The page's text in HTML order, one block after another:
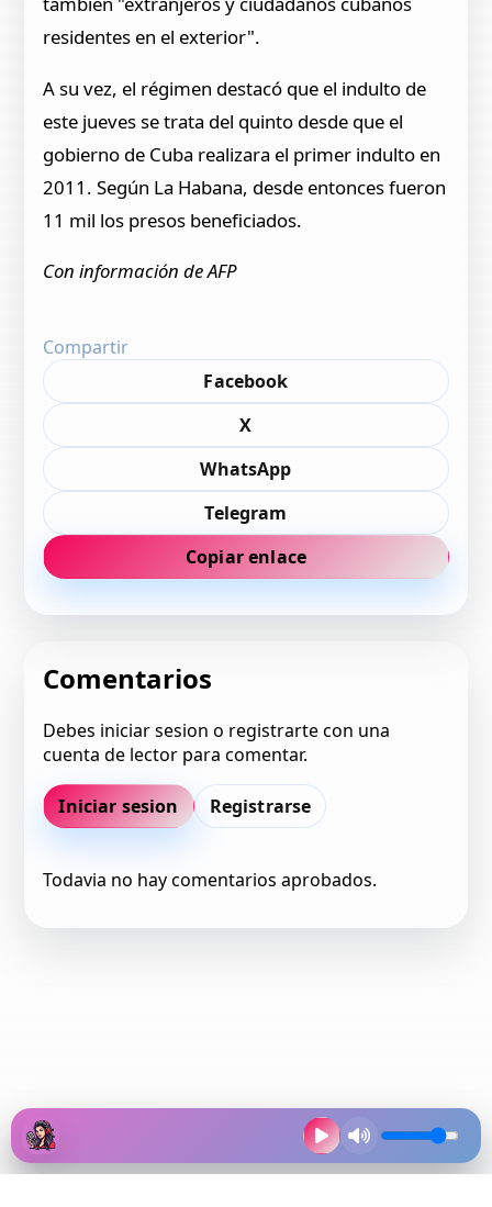
residentes en el exterior".
A su vez, el régimen destacó que el indulto de
este jueves se trata del quinto desde que el
gobierno de Cuba realizara el primer indulto en
2011. Según La Habana, desde entonces fueron
11 mil los presos beneficiados.
Con información de AFP
Compartir
Facebook
X
WhatsApp
Telegram
Copiar enlace
Comentarios
Debes iniciar sesion o registrarte con una
cuenta de lector para comentar.
Iniciar sesion Registrarse
Todavia no hay comentarios aprobados.